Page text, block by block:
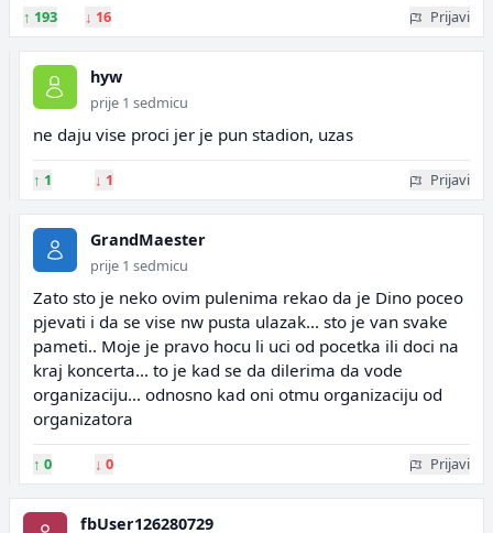
↑ 193 ↓ 16 Prijavi
hyw
prije 1 sedmicu
ne daju vise proci jer je pun stadion, uzas
↑ 1 ↓ 1 Prijavi
GrandMaester
prije 1 sedmicu
Zato sto je neko ovim pulenima rekao da je Dino poceo
pjevati i da se vise nw pusta ulazak... sto je van svake
pameti.. Moje je pravo hocu li uci od pocetka ili doci na
kraj koncerta... to je kad se da dilerima da vode
organizaciju... odnosno kad oni otmu organizaciju od
organizatora
↑ 0 ↓ 0 Prijavi
fbUser126280729